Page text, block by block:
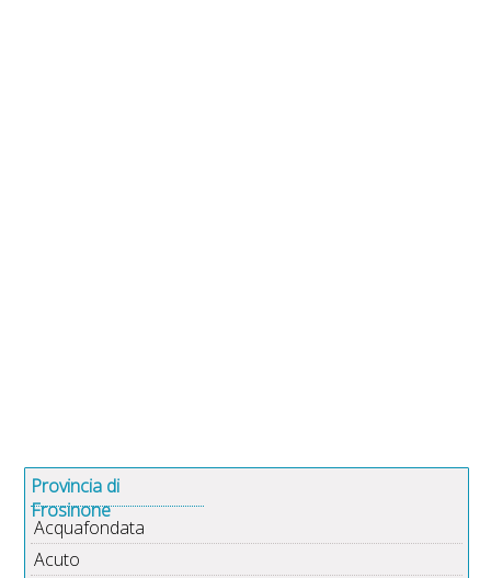
Provincia di
Frosinone
Acquafondata
Acuto